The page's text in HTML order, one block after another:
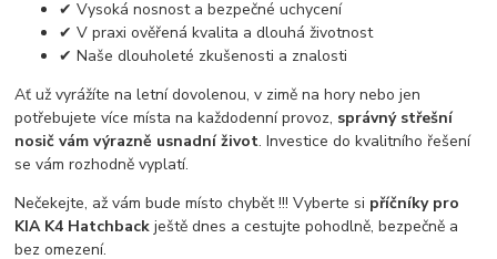
✔ Vysoká nosnost a bezpečné uchycení
✔ V praxi ověřená kvalita a dlouhá životnost
✔ Naše dlouholeté zkušenosti a znalosti
Ať už vyrážíte na letní dovolenou, v zimě na hory nebo jen
potřebujete více místa na každodenní provoz, správný střešní
nosič vám výrazně usnadní život. Investice do kvalitního řešení
se vám rozhodně vyplatí.
Nečekejte, až vám bude místo chybět !!! Vyberte si příčníky pro
KIA K4 Hatchbackještě dnes a cestujte pohodlně, bezpečně a
bez omezení.